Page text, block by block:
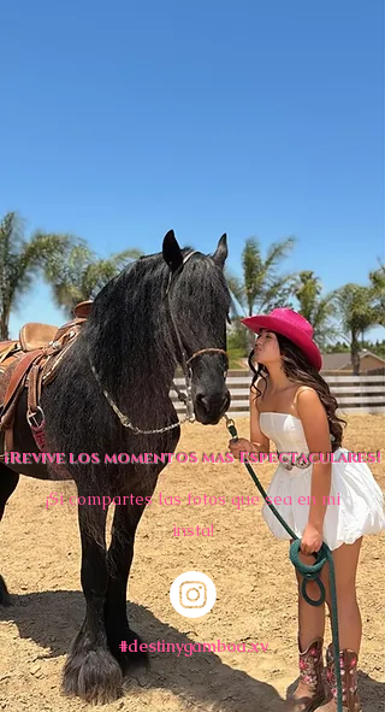
¡Revive los momentos mas Espectaculares!
¡Si compartes las fotos que sea en mi
insta!
#destinygamboa.xv